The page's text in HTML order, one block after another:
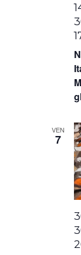
VEN
7